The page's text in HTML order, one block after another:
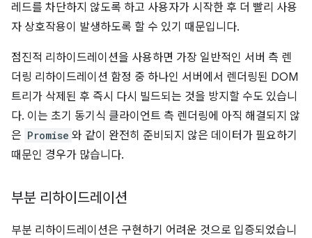
레드를 차단하지 않도록 하고 사용자가 시작한 후 더 빨리 사용
자 상호작용이 발생하도록 할 수 있기 때문입니다.
점진적 리하이드레이션을 사용하면 가장 일반적인 서버 측 렌
더링 리하이드레이션 함정 중 하나인 서버에서 렌더링된 DOM
트리가 삭제된 후 즉시 다시 빌드되는 것을 방지할 수도 있습니
다. 이는 초기 동기식 클라이언트 측 렌더링에 아직 해결되지 않
은 Promise 와 같이 완전히 준비되지 않은 데이터가 필요하기
때문인 경우가 많습니다.
부분 리하이드레이션
부분 리하이드레이션은 구현하기 어려운 것으로 입증되었습니